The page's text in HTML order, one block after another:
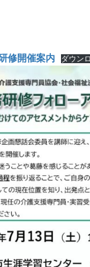
修開催案内 ダウン